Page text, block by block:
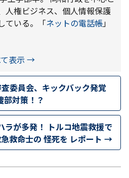
人権ビジネス、個人情報保護
ている。「ネットの電話帳」
表示 →
査委員会、キックバック発覚
対策！？
ラが多発！ トルコ地震救援で
救命士の 怪死を レポート →